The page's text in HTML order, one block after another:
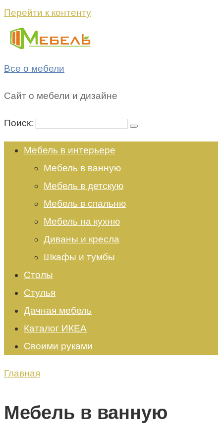
Перейти к контенту
Все о мебели
Сайт о мебели и дизайне
Поиск:
Мебель в интерьере
Мебель в ванную
Мебель в детскую
Мебель в спальню
Мебель на кухню
Диваны и кресла
Шкафы и тумбы
Столы
Стулья
Дачная мебель
Каталог ИКЕА
Своими руками
Главная
Мебель в ванную